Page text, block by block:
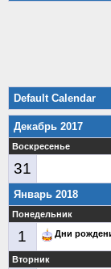
Default Calendar
Декабрь 2017
Воскресенье
31
Январь 2018
Понедельник
1 Дни
Вторник